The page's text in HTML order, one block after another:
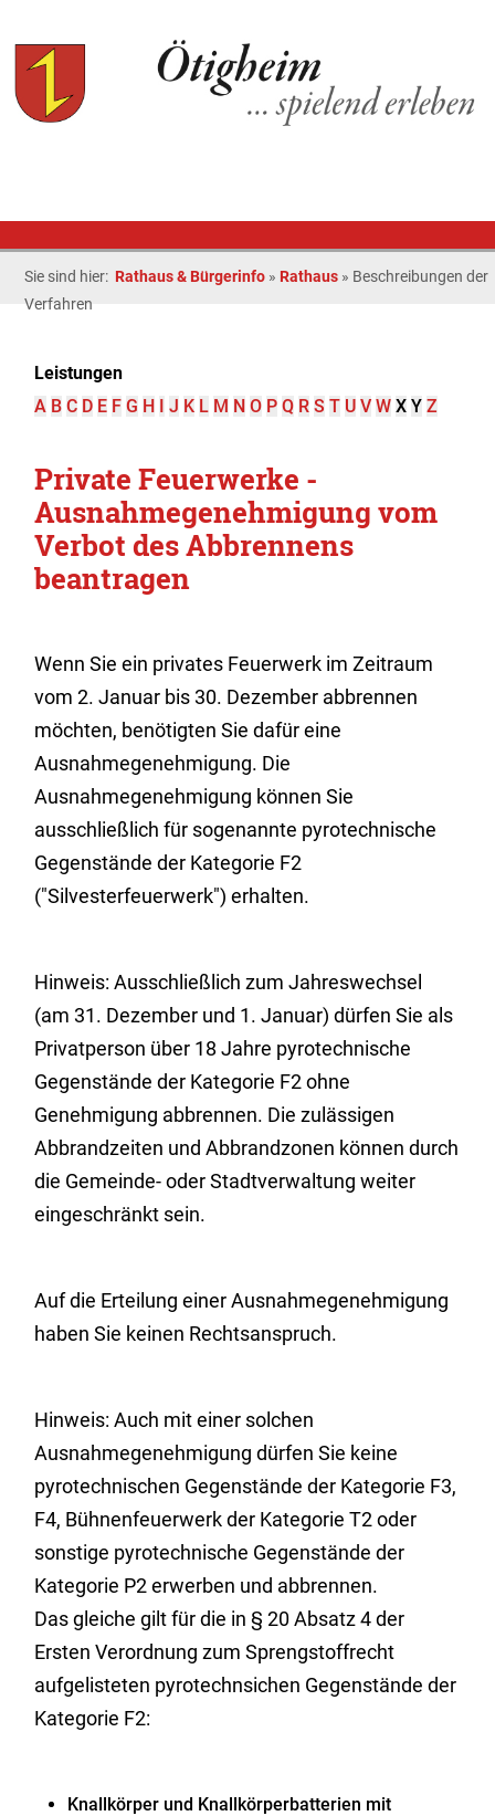
Sie sind hier: Rathaus & Bürgerinfo » Rathaus » Beschreibungen der
Verfahren
Leistungen
A B C D E F G H I J K L M N O P Q R S T U V W X Y Z
Private Feuerwerke -
Ausnahmegenehmigung vom
Verbot des Abbrennens
beantragen
Wenn Sie ein privates Feuerwerk im Zeitraum
vom 2. Januar bis 30. Dezember abbrennen
möchten, benötigten Sie dafür eine
Ausnahmegenehmigung. Die
Ausnahmegenehmigung können Sie
ausschließlich für sogenannte pyrotechnische
Gegenstände der Kategorie F2
("Silvesterfeuerwerk")erhalten.
Hinweis: Ausschließlich zum Jahreswechsel
(am 31. Dezember und 1. Januar) dürfen Sie als
Privatperson über 18 Jahre pyrotechnische
Gegenstände der Kategorie F2 ohne
Genehmigung abbrennen. Die zulässigen
Abbrandzeiten und Abbrandzonen können durch
die Gemeinde- oder Stadtverwaltung weiter
eingeschränkt sein.
Auf die Erteilung einer Ausnahmegenehmigung
haben Sie keinen Rechtsanspruch.
Hinweis: Auch mit einer solchen
Ausnahmegenehmigung dürfen Sie keine
pyrotechnischen Gegenstände der Kategorie F3,
F4, Bühnenfeuerwerk der Kategorie T2 oder
sonstige pyrotechnische Gegenstände der
Kategorie P2 erwerben und abbrennen.
Das gleiche gilt für die in § 20 Absatz 4 der
Ersten Verordnung zum Sprengstoffrecht
aufgelisteten pyrotechnsichen Gegenstände der
Kategorie F2:
Knallkörper und Knallkörperbatterien mit